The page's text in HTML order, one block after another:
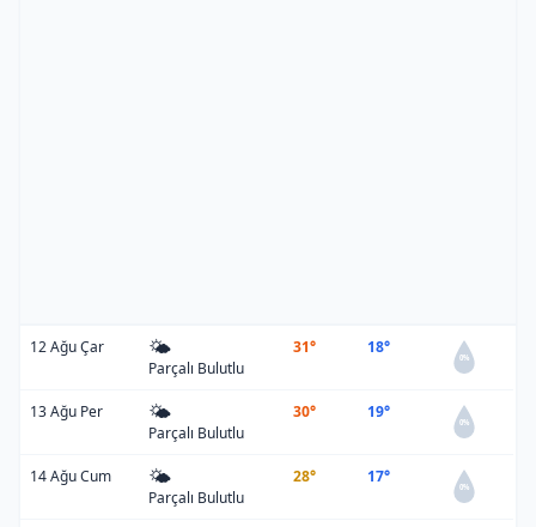
12 Ağu Çar 🌤️
Parçalı Bulutlu
31° 18°
0%
13 Ağu Per 🌤️
Parçalı Bulutlu
30° 19°
0%
14 Ağu Cum 🌤️
Parçalı Bulutlu
28° 17°
0%